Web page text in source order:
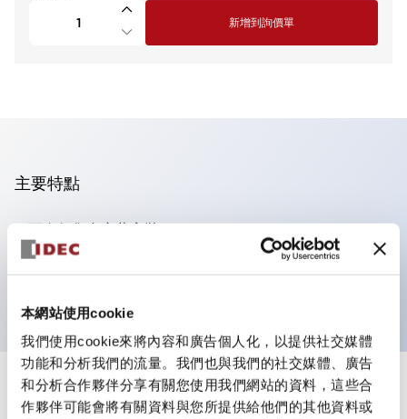
本網站使用cookie
我們使用cookie來將內容和廣告個人化，以提供社交媒體
功能和分析我們的流量。我們也與我們的社交媒體、廣告
和分析合作夥伴分享有關您使用我們網站的資料，這些合
作夥伴可能會將有關資料與您所提供給他們的其他資料或
新增到詢價單
主要特點
可進行集合密著安裝
附鎖選擇開關採用高安全性的彈子鎖結構
規格 顯示全部